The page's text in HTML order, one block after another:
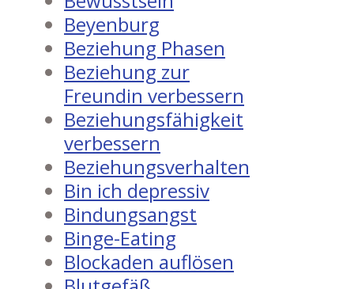
Beyenburg
Beziehung Phasen
Beziehung zur
Freundin verbessern
Beziehungsfähigkeit
verbessern
Beziehungsverhalten
Bin ich depressiv
Bindungsangst
Binge-Eating
Blockaden auflösen